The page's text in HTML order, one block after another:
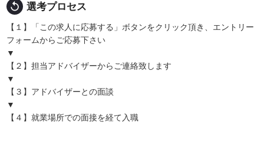
replay 選考プロセス
【１】「この求人に応募する」ボタンをクリック頂き、エントリー
フォームからご応募下さい
▼
【２】担当アドバイザーからご連絡致します
▼
【３】アドバイザーとの面談
▼
【４】就業場所での面接を経て入職